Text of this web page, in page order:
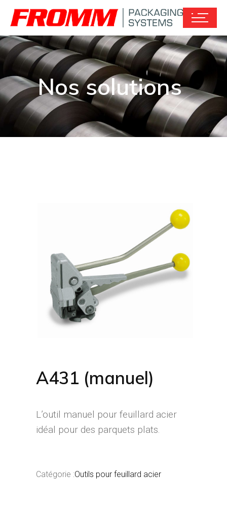
Nos solutions
A431 (manuel)
L’outil manuel pour feuillard acier
idéal pour des parquets plats.
Catégorie :Outils pour feuillard acier